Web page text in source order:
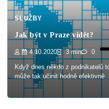
SLUŽBY
Jak být v Praze vidět?
4.10.2020 3 min 0
Když dnes někdo z podnikatelů
může tak učinit hodně